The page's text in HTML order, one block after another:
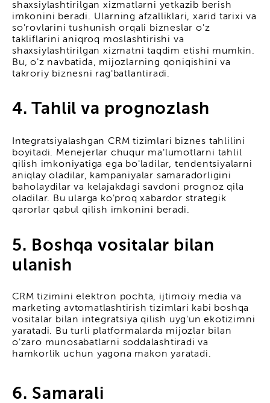
shaxsiylashtirilgan xizmatlarni yetkazib berish
imkonini beradi. Ularning afzalliklari, xarid tarixi va
so'rovlarini tushunish orqali bizneslar o'z
takliflarini aniqroq moslashtirishi va
shaxsiylashtirilgan xizmatni taqdim etishi mumkin.
Bu, o'z navbatida, mijozlarning qoniqishini va
takroriy biznesni rag'batlantiradi.
4. Tahlil va prognozlash
Integratsiyalashgan CRM tizimlari biznes tahlilini
boyitadi. Menejerlar chuqur ma'lumotlarni tahlil
qilish imkoniyatiga ega bo'ladilar, tendentsiyalarni
aniqlay oladilar, kampaniyalar samaradorligini
baholaydilar va kelajakdagi savdoni prognoz qila
oladilar. Bu ularga ko'proq xabardor strategik
qarorlar qabul qilish imkonini beradi.
5. Boshqa vositalar bilan
ulanish
CRM tizimini elektron pochta, ijtimoiy media va
marketing avtomatlashtirish tizimlari kabi boshqa
vositalar bilan integratsiya qilish uyg'un ekotizimni
yaratadi. Bu turli platformalarda mijozlar bilan
o'zaro munosabatlarni soddalashtiradi va
hamkorlik uchun yagona makon yaratadi.
6. Samarali